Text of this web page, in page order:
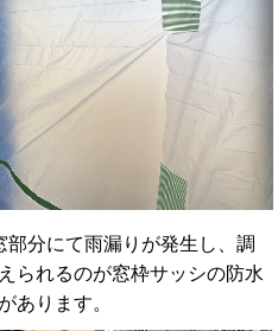
分にて雨漏りが発生し、調
られるのが窓枠サッシの防水
あります。